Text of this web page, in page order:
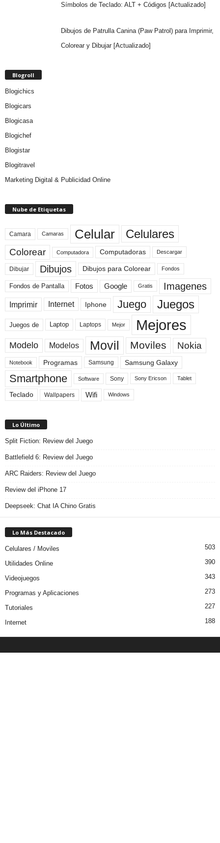
Símbolos de Teclado: ALT + Códigos [Actualizado]
Dibujos de Patrulla Canina (Paw Patrol) para Imprimir,
Colorear y Dibujar [Actualizado]
Blogroll
Blogichics
Blogicars
Blogicasa
Blogichef
Blogistar
Blogitravel
Marketing Digital & Publicidad Online
Nube de Etiquetas
Camara Camaras Celular Celulares
Colorear Computadora Computadoras Descargar
Dibujar Dibujos Dibujos para Colorear Fondos
Fondos de Pantalla Fotos Google Gratis Imagenes
Imprimir Internet Iphone Juego Juegos
Juegos de Laptop Laptops Mejor Mejores
Modelo Modelos Movil Moviles Nokia
Notebook Programas Samsung Samsung Galaxy
Smartphone Software Sony Sony Ericson Tablet
Teclado Wallpapers Wifi Windows
Lo Último
Split Fiction: Review del Juego
Battlefield 6: Review del Juego
ARC Raiders: Review del Juego
Review del iPhone 17
Deepseek: Chat IA Chino Gratis
Lo Más Destacado
Celulares / Moviles 503
Utilidades Online 390
Videojuegos 343
Programas y Aplicaciones 273
Tutoriales 227
Internet 188